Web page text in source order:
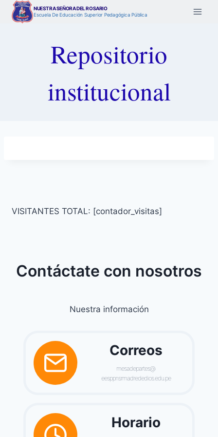
Saltar
NUESTRA SEÑORA DEL ROSARIO
Escuela De Educación Superior Pedagógica Pública
Repositorio
institucional
VISITANTES TOTAL: [contador_visitas]
Contáctate con nosotros
Nuestra información
Correos
mesadepartes@
eesppnsrmadrededios.edu.pe
Horario